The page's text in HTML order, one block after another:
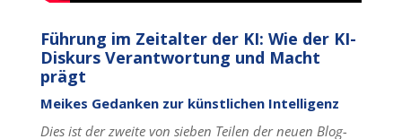
Führung im Zeitalter der KI: Wie der KI-
Diskurs Verantwortung und Macht
prägt
Meikes Gedanken zur künstlichen Intelligenz
Dies ist der zweite von sieben Teilen der neuen Blog-